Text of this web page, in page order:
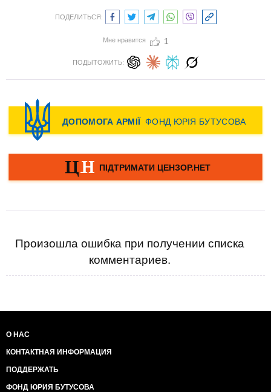
ПОДЕЛИТЬСЯ:
Мне нравится 1
ПОДЫТОЖИТЬ:
Произошла ошибка при получении списка
комментариев.
О НАС
КОНТАКТНАЯ ИНФОРМАЦИЯ
ПОДДЕРЖАТЬ
ФОНД ЮРИЯ БУТУСОВА